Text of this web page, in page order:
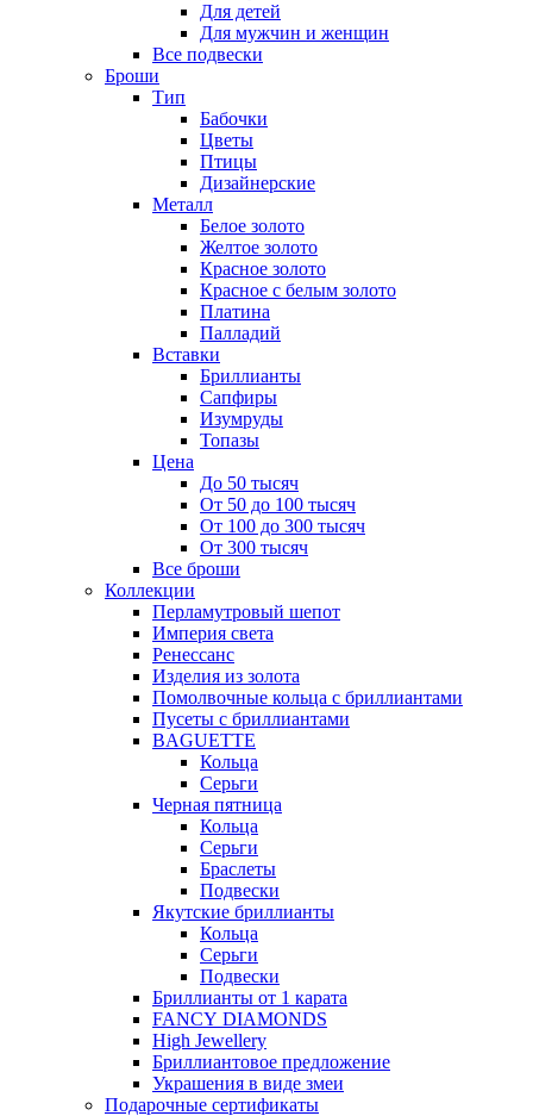
Для детей
Для мужчин и женщин
Все подвески
Броши
Тип
Бабочки
Цветы
Птицы
Дизайнерские
Металл
Белое золото
Желтое золото
Красное золото
Красное с белым золото
Платина
Палладий
Вставки
Бриллианты
Сапфиры
Изумруды
Топазы
Цена
До 50 тысяч
От 50 до 100 тысяч
От 100 до 300 тысяч
От 300 тысяч
Все броши
Коллекции
Перламутровый шепот
Империя света
Ренессанс
Изделия из золота
Помолвочные кольца с бриллиантами
Пусеты с бриллиантами
BAGUETTE
Кольца
Серьги
Черная пятница
Кольца
Серьги
Браслеты
Подвески
Якутские бриллианты
Кольца
Серьги
Подвески
Бриллианты от 1 карата
FANCY DIAMONDS
High Jewellery
Бриллиантовое предложение
Украшения в виде змеи
Подарочные сертификаты